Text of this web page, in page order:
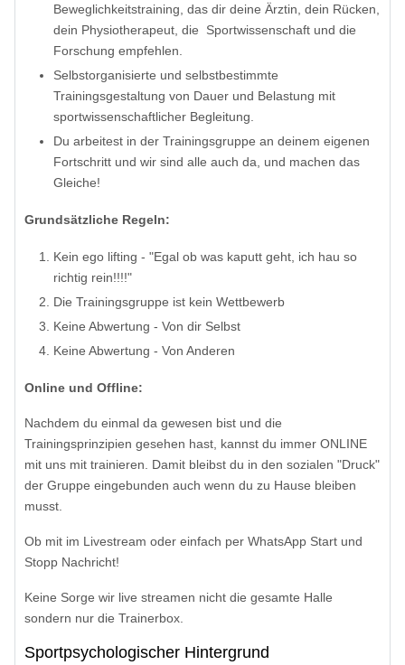
Beweglichkeitstraining, das dir deine Ärztin, dein Rücken,
dein Physiotherapeut, die Sportwissenschaft und die
Forschung empfehlen.
Selbstorganisierte und selbstbestimmte
Trainingsgestaltung von Dauer und Belastung mit
sportwissenschaftlicher Begleitung.
Du arbeitest in der Trainingsgruppe an deinem eigenen
Fortschritt und wir sind alle auch da, und machen das
Gleiche!
Grundsätzliche Regeln:
Kein ego lifting - "Egal ob was kaputt geht, ich hau so
richtig rein!!!!"
Die Trainingsgruppe ist kein Wettbewerb
Keine Abwertung - Von dir Selbst
Keine Abwertung - Von Anderen
Online und Offline:
Nachdem du einmal da gewesen bist und die
Trainingsprinzipien gesehen hast, kannst du immer ONLINE
mit uns mit trainieren. Damit bleibst du in den sozialen "Druck"
der Gruppe eingebunden auch wenn du zu Hause bleiben
musst.
Ob mit im Livestream oder einfach per WhatsApp Start und
Stopp Nachricht!
Keine Sorge wir live streamen nicht die gesamte Halle
sondern nur die Trainerbox.
Sportpsychologischer Hintergrund